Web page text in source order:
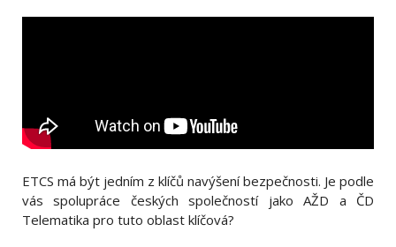
ETCS má být jedním z klíčů navýšení bezpečnosti. Je podle
vás spolupráce českých společností jako AŽD a ČD
Telematika pro tuto oblast klíčová?